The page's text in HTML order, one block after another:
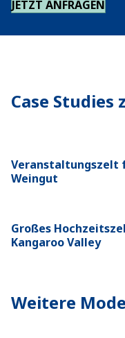
JETZT ANFRAGEN
Case Studies
Weingut
Großes
Kangaroo Valley
Weitere